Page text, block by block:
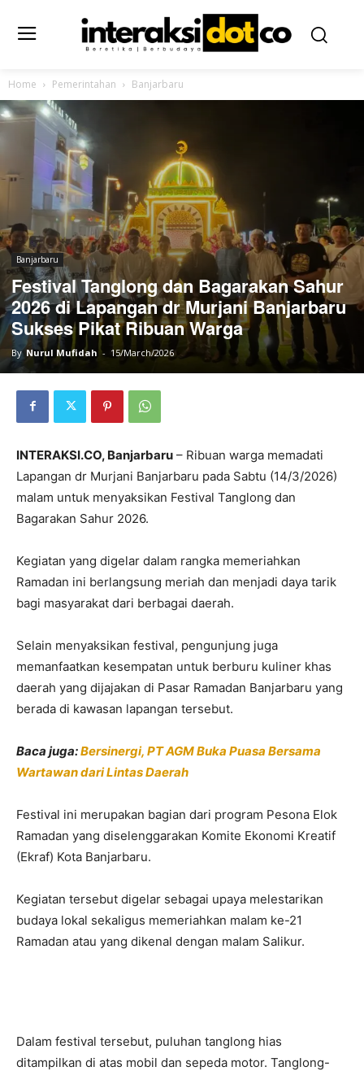
Home Pemerintahan Banjarbaru
Banjarbaru
Festival Tanglong dan Bagarakan Sahur
2026 di Lapangan dr Murjani Banjarbaru
Sukses Pikat Ribuan Warga
By Nurul Mufidah - 15/March/2026
INTERAKSI.CO, Banjarbaru – Ribuan warga memadati
Lapangan dr Murjani Banjarbaru pada Sabtu (14/3/2026)
malam untuk menyaksikan Festival Tanglong dan
Bagarakan Sahur 2026.
Kegiatan yang digelar dalam rangka memeriahkan
Ramadan ini berlangsung meriah dan menjadi daya tarik
bagi masyarakat dari berbagai daerah.
Selain menyaksikan festival, pengunjung juga
memanfaatkan kesempatan untuk berburu kuliner khas
daerah yang dijajakan di Pasar Ramadan Banjarbaru yang
berada di kawasan lapangan tersebut.
Baca juga:Bersinergi, PT AGM Buka Puasa Bersama
Wartawan dari Lintas Daerah
Festival ini merupakan bagian dari program Pesona Elok
Ramadan yang diselenggarakan Komite Ekonomi Kreatif
(Ekraf) Kota Banjarbaru.
Kegiatan tersebut digelar sebagai upaya melestarikan
budaya lokal sekaligus memeriahkan malam ke-21
Ramadan atau yang dikenal dengan malam Salikur.
Dalam festival tersebut, puluhan tanglong hias
ditampilkan di atas mobil dan sepeda motor. Tanglong-